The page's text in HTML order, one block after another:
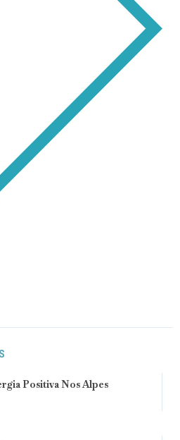
Positiva Nos Alpes